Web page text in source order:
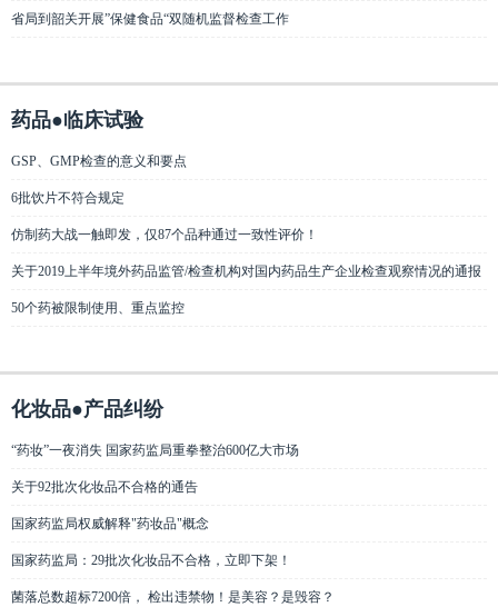
省局到韶关开展”保健食品“双随机监督检查工作
药品●临床试验
GSP、GMP检查的意义和要点
6批饮片不符合规定
仿制药大战一触即发，仅87个品种通过一致性评价！
关于2019上半年境外药品监管/检查机构对国内药品生产企业检查观察情况的通报
50个药被限制使用、重点监控
化妆品●产品纠纷
“药妆”一夜消失 国家药监局重拳整治600亿大市场
关于92批次化妆品不合格的通告
国家药监局权威解释"药妆品"概念
国家药监局：29批次化妆品不合格，立即下架！
菌落总数超标7200倍， 检出违禁物！是美容？是毁容？